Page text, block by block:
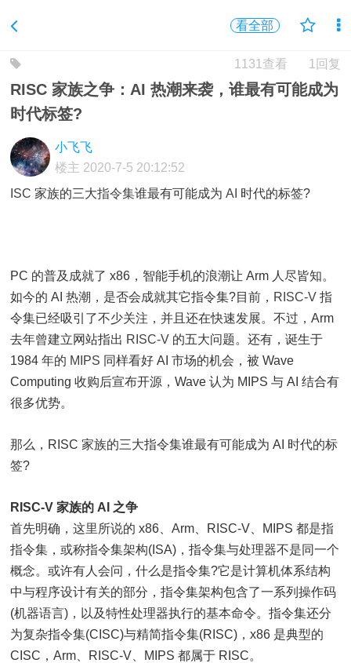
看全部
1回复
1131查看
RISC 家族之争：AI 热潮来袭，谁最有可能成为
时代标签?
小飞飞
楼主 2020-7-5 20:12:52
ISC 家族的三大指令集谁最有可能成为AI 时代的标签?
PC 的普及成就了 x86，智能手机的浪潮让 Arm 人尽皆知。
如今的 AI 热潮，是否会成就其它指令集?目前， RISC-V 指
令集已经吸引了不少关注，并且还在快速发展。不过，Arm
去年曾建立网站指出 RISC-V 的五大问题。还有，诞生于
1984 年的 MIPS 同样看好 AI 市场的机会，被 Wave
Computing 收购后宣布开源，Wave 认为 MIPS 与 AI 结合有
很多优势。
那么，RISC 家族的三大指令集谁最有可能成为 AI 时代的标
签?
RISC-V 家族的 AI 之争
首先明确，这里所说的 x86、Arm、RISC-V、MIPS 都是指
指令集，或称指令集架构(ISA)，指令集与处理器不是同一个
概念。或许有人会问，什么是指令集?它是计算机体系结构
中与程序设计有关的部分，指令集架构包含了一系列操作码
(机器语言)，以及特性处理器执行的基本命令。指令集还分
为复杂指令集(CISC)与精简指令集(RISC)，x86 是典型的
CISC，Arm、RISC-V、MIPS 都属于 RISC。